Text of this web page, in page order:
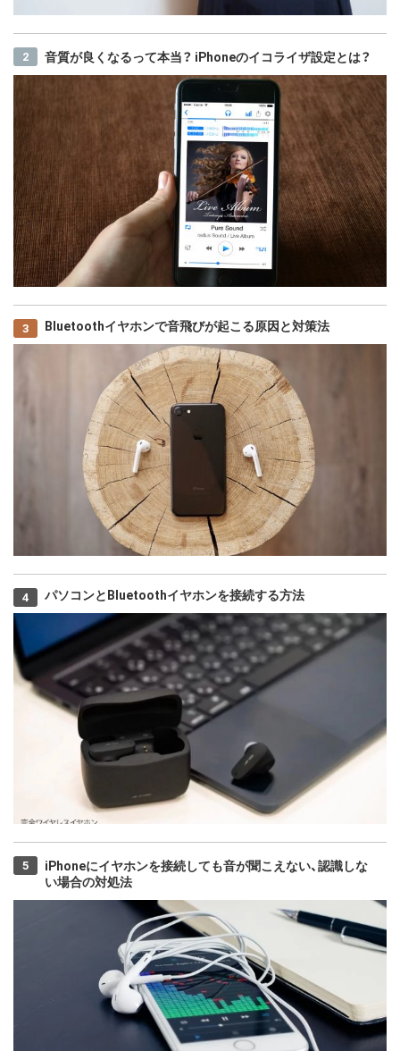
音質が良くなるって本当？ iPhoneのイコライザ設定とは？
Bluetoothイヤホンで音飛びが起こる原因と対策法
パソコンとBluetoothイヤホンを接続する方法
iPhoneにイヤホンを接続しても音が聞こえない、認識しな
い場合の対処法